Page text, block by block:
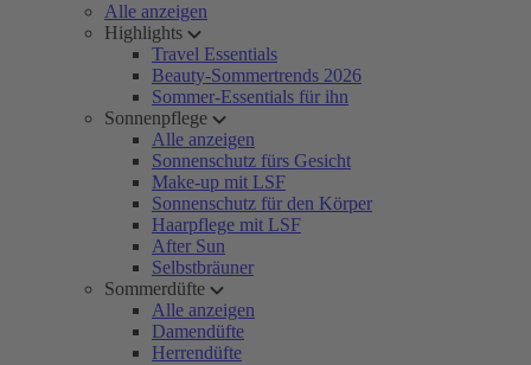
Alle anzeigen
Highlights
Travel Essentials
Beauty-Sommertrends 2026
Sommer-Essentials für ihn
Sonnenpflege
Alle anzeigen
Sonnenschutz fürs Gesicht
Make-up mit LSF
Sonnenschutz für den Körper
Haarpflege mit LSF
After Sun
Selbstbräuner
Sommerdüfte
Alle anzeigen
Damendüfte
Herrendüfte